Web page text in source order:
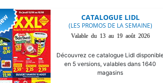
CATALOGUE LIDL
(LES PROMOS DE LA SEMAINE)
Valable du 13 au 19 août 2026
Découvrez ce catalogue Lidl
en 5 versions, valables dans 1640
magasins